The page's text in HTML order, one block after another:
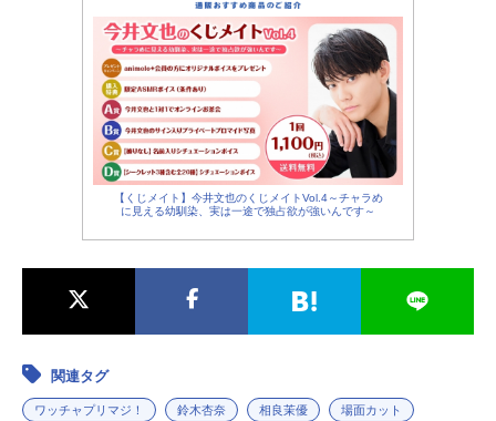
【くじメイト】今井文也のくじメイトVol.4～チャラめ
に見える幼馴染、実は一途で独占欲が強いんです～
関連タグ
ワッチャプリマジ！ 鈴木杏奈 相良茉優 場面カット